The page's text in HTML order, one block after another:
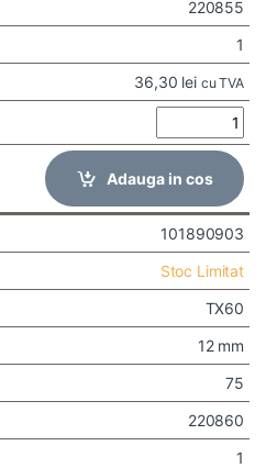
220855
1
36,30 lei cu TVA
Adauga in cos
101890903
Stoc Limitat
TX60
12 mm
75
220860
1